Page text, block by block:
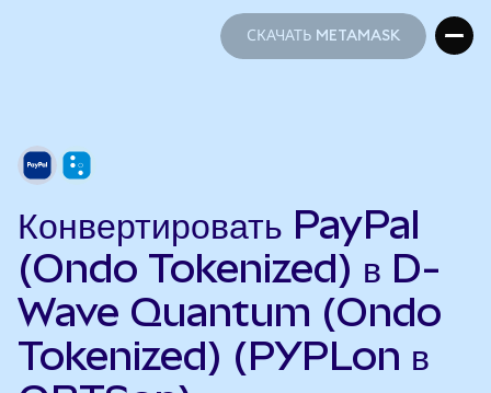
СКАЧАТЬ METAMASK
Конвертировать PayPal
(Ondo Tokenized) в D-
Wave Quantum (Ondo
Tokenized) (PYPLon в